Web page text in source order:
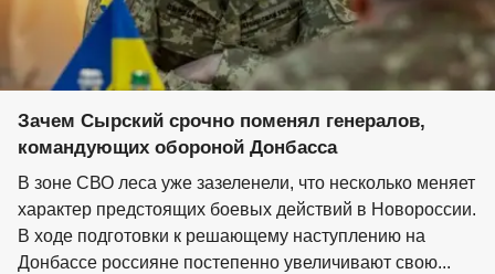
Зачем Сырский срочно поменял генералов,
командующих обороной Донбасса
В зоне СВО леса уже зазеленели, что несколько меняет
характер предстоящих боевых действий в Новороссии.
В ходе подготовки к решающему наступлению на
Донбассе россияне постепенно увеличивают свою...